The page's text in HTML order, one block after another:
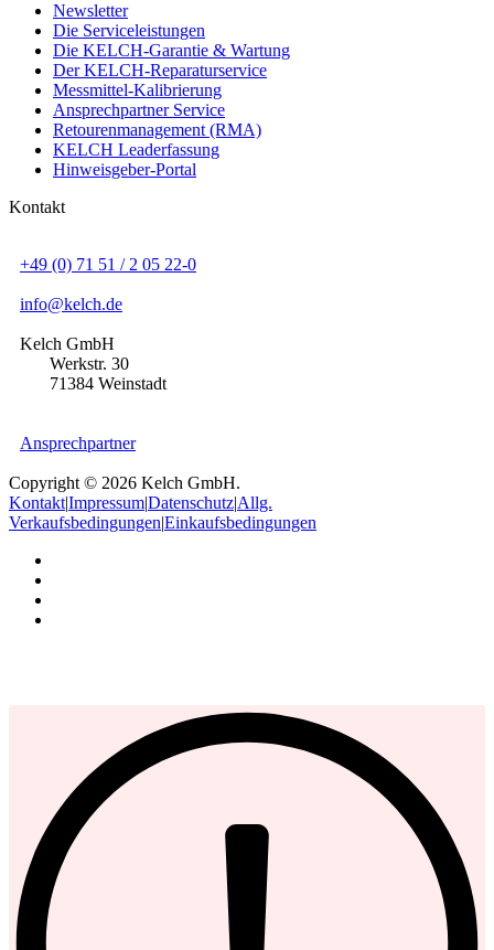
Newsletter
Die Serviceleistungen
Die KELCH-Garantie & Wartung
Der KELCH-Reparaturservice
Messmittel-Kalibrierung
Ansprechpartner Service
Retourenmanagement (RMA)
KELCH Leaderfassung
Hinweisgeber-Portal
Kontakt
+49 (0) 71 51 / 2 05 22-0
info@kelch.de
Kelch GmbH
Werkstr. 30
71384 Weinstadt
Ansprechpartner
Copyright © 2026 Kelch GmbH.
Kontakt|Impressum|Datenschutz|Allg.
Verkaufsbedingungen|Einkaufsbedingungen